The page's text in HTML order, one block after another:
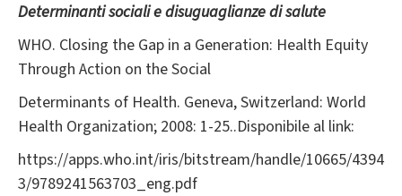
Determinanti sociali e disuguaglianze di salute
WHO. Closing the Gap in a Generation: Health Equity
Through Action on the Social
Determinants of Health. Geneva, Switzerland: World
Health Organization; 2008: 1-25..Disponibile al link:
https://apps.who.int/iris/bitstream/handle/10665/4394
3/9789241563703_eng.pdf